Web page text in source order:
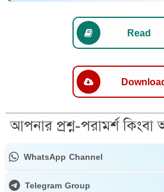
Read
আপনার প্রশ্ন-পরামর্শ
WhatsApp Channel
Telegram Group